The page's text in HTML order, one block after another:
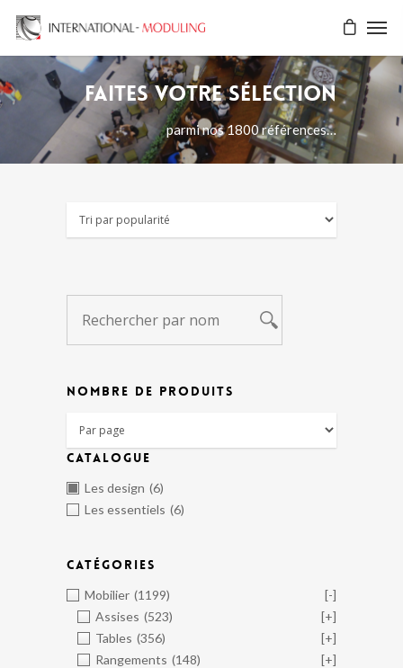
Faites votre sélection
parmi nos 1800 références…
NOMBRE DE PRODUITS
CATALOGUE
Les design (6)
Les essentiels (6)
CATÉGORIES
Mobilier (1199)
[-]
Assises (523)
[+]
Tables (356)
[+]
Rangements (148)
[+]